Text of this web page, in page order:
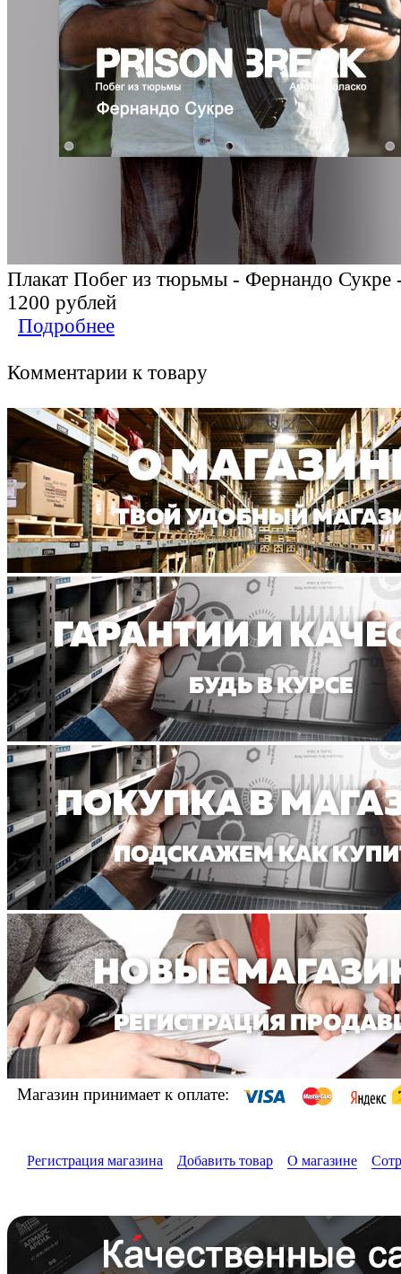
Плакат Побег из тюрьмы - Фернандо
1200 рублей
Подробнее
Комментарии к товару
Магазин принимает к оплате:
Регистрация магазина Добавить товар О магазине